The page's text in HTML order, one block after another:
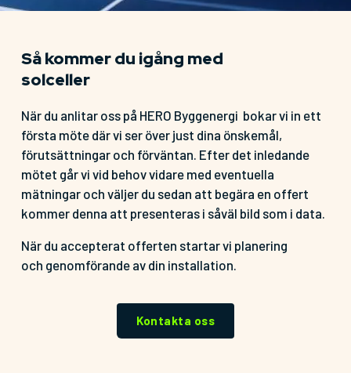
Så kommer du igång med
solceller
När du anlitar oss på HERO Byggenergi bokar vi in ett
första möte där vi ser över just dina önskemål,
förutsättningar och förväntan. Efter det inledande
mötet går vi vid behov vidare med eventuella
mätningar och väljer du sedan att begära en offert
kommer denna att presenteras i såväl bild som i data.
När du accepterat offerten startar vi planering
och genomförande av din installation.
Kontakta oss